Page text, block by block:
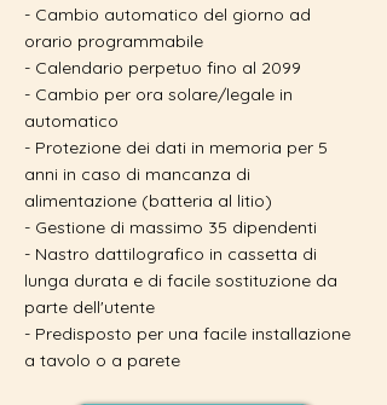
- Cambio automatico del giorno ad
orario programmabile
- Calendario perpetuo fino al 2099
- Cambio per ora solare/legale in
automatico
- Protezione dei dati in memoria per 5
anni in caso di mancanza di
alimentazione (batteria al litio)
- Gestione di massimo 35 dipendenti
- Nastro dattilografico in cassetta di
lunga durata e di facile sostituzione da
parte dell'utente
- Predisposto per una facile installazione
a tavolo o a parete